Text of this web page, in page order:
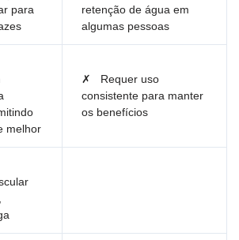
para
retenção de água em
algumas pessoas
melhor
✗
Requer uso
consistente para manter
os benefícios